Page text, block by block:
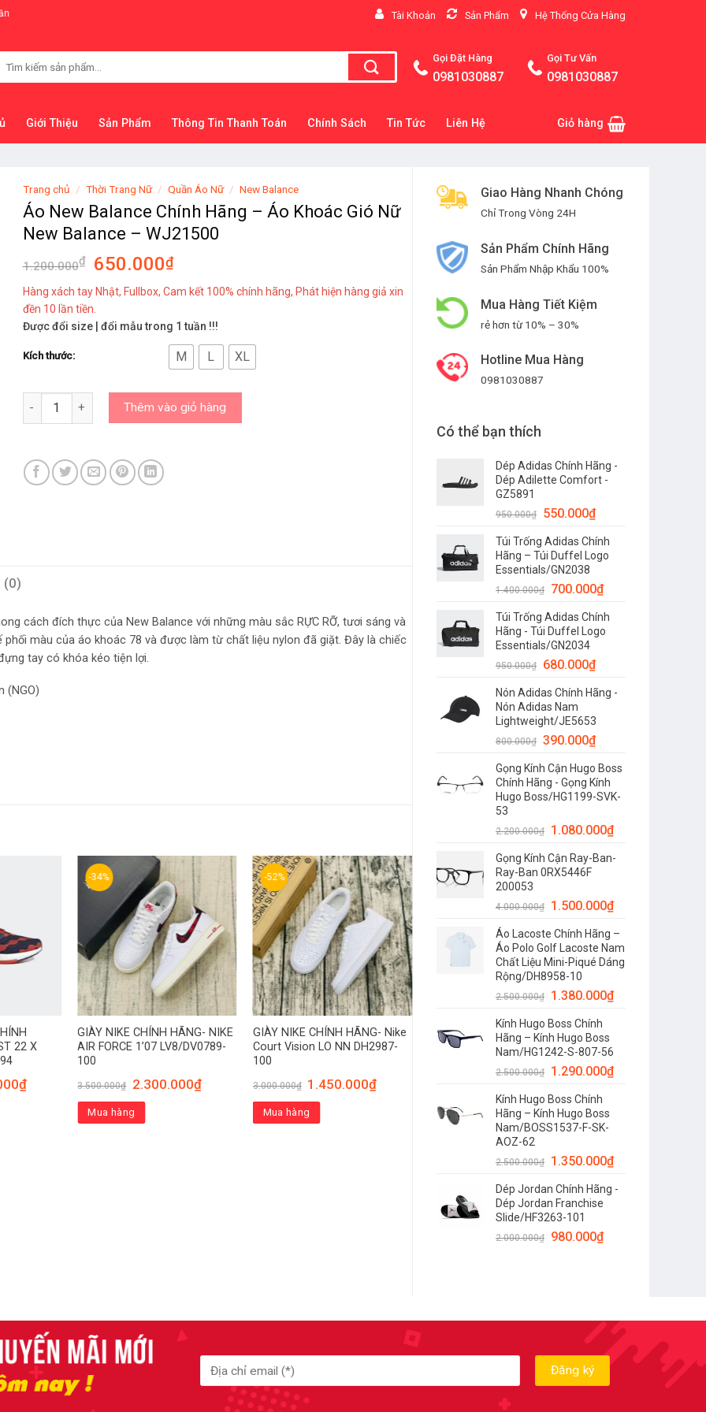
Tài Khoản Sản Phẩm Hệ Thống Cửa Hàng
Tìm
Gọi Đặt Hàng
0981030887
Gọi Tư Vấn
0981030887
Giới Thiệu Sản Phẩm Thông Tin Thanh Toán Chính Sách Tin Tức Liên Hệ Giỏ hàng
Giao Hàng Nhanh Chóng
Chỉ Trong Vòng 24H
Sản Phẩm Chính Hãng
Sản Phẩm Nhập Khẩu 100%
Mua Hàng Tiết Kiệm
rẻ hơn từ 10% – 30%
Hotline Mua Hàng
0981030887
Có thể bạn thích
Dép Adidas Chính Hãng -
Dép Adilette Comfort -
GZ5891
950.000₫ 550.000₫
Túi Trống Adidas Chính
Hãng – Túi Duffel Logo
Essentials/GN2038
1.400.000₫ 700.000₫
Túi Trống Adidas Chính
Hãng - Túi Duffel Logo
Essentials/GN2034
950.000₫ 680.000₫
Nón Adidas Chính Hãng -
Nón Adidas Nam
Lightweight/JE5653
800.000₫ 390.000₫
Gọng Kính Cận Hugo Boss
Chính Hãng - Gọng Kính
Hugo Boss/HG1199-SVK-
53
2.200.000₫ 1.080.000₫
Gọng Kính Cận Ray-Ban-
Ray-Ban 0RX5446F
200053
4.000.000₫ 1.500.000₫
Áo Lacoste Chính Hãng –
Áo Polo Golf Lacoste Nam
Chất Liệu Mini-Piqué Dáng
Rộng/DH8958-10
2.500.000₫ 1.380.000₫
Kính Hugo Boss Chính
Hãng – Kính Hugo Boss
Nam/HG1242-S-807-56
2.500.000₫ 1.290.000₫
Kính Hugo Boss Chính
Hãng – Kính Hugo Boss
Nam/BOSS1537-F-SK-
AOZ-62
2.500.000₫ 1.350.000₫
Dép Jordan Chính Hãng -
Dép Jordan Franchise
Slide/HF3263-101
2.000.000₫ 980.000₫
Trang chủ / Thời Trang Nữ / Quần Áo Nữ / New Balance
Áo New Balance Chính Hãng – Áo Khoác Gió Nữ
New Balance – WJ21500
1.200.000₫ 650.000₫
Hàng xách tay Nhật, Fullbox, Cam kết 100% chính hãng, Phát hiện hàng giả xin
đền 10 lần tiền.
Được đổi size | đổi mẫu trong 1 tuần !!!
Kích thước: M L XL
Áo New Balance Chính Hãng – Áo Khoác Gió Nữ New Balance – WJ21500 số lượng
Thêm vào giỏ hàng
(0)
cách đích thực của New Balance với những màu sắc RỰC RỠ, tươi sáng và
màu của áo khoác 78 và được làm từ chất liệu nylon đã giặt. Đây là chiếc
tay có khóa kéo tiện lợi.
(NGO)
22 X
₫
-34%
GIÀY NIKE CHÍNH HÃNG- NIKE
AIR FORCE 1’07 LV8/DV0789-
100
3.500.000₫ 2.300.000₫
Mua hàng
-52%
GIÀY NIKE CHÍNH HÃNG- Nike
Court Vision LO NN DH2987-
100
3.000.000₫ 1.450.000₫
Mua hàng